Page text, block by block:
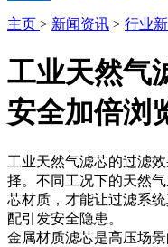
主页 > 新闻资讯 > 行业
工业天然气
安全加倍浏
工业天然气滤芯的过滤
择。不同工况下的天然
芯材质，才能让过滤系
配引发安全隐患。
金属材质滤芯是高压场